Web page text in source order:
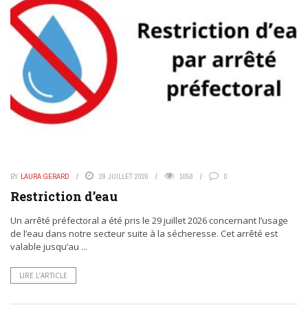
BY LAURA GERARD 29 JUILLET 2026 1058 0
Restriction d’eau
Un arrêté préfectoral a été pris le 29 juillet 2026 concernant l’usage
de l’eau dans notre secteur suite à la sécheresse. Cet arrêté est
valable jusqu’au ...
LIRE L’ARTICLE